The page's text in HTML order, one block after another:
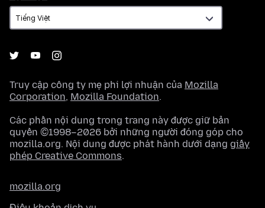
ngữ
Truy cập công ty mẹ phi lợi nhuận của Mozilla
Corporation, Mozilla Foundation.
Các phần nội dung trong trang này được giữ bản
quyền ©1998–2026 bởi những người đóng góp cho
mozilla.org. Nội dung được phát hành dưới dạng giấy
phép Creative Commons.
mozilla.org